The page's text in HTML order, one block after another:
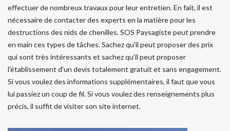
effectuer de nombreux travaux pour leur entretien. En fait, il est
nécessaire de contacter des experts en la matière pour les
destructions des nids de chenilles. SOS Paysagiste peut prendre
en main ces types de tâches. Sachez qu'il peut proposer des prix
qui sont très intéressants et sachez qu'il peut proposer
l'établissement d'un devis totalement gratuit et sans engagement.
Si vous voulez des informations supplémentaires, il faut que vous
lui passiez un coup de fil. Si vous voulez des renseignements plus
précis, il suffit de visiter son site internet.